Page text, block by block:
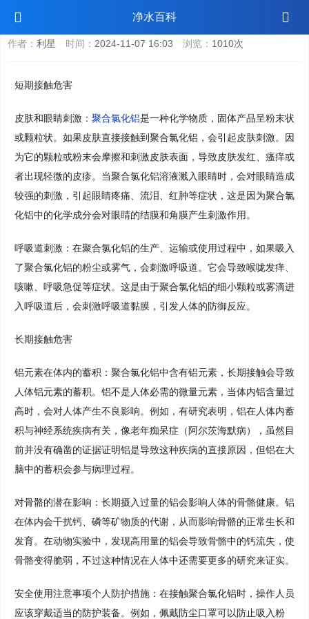
净水百科
聚合氯化铝对人体有危害吗
作者： 利星 时间： 2024-11-07 16:03 浏览： 1010次
短期接触危害
皮肤和眼睛刺激： 聚合氯化铝是一种化学物质，固体产品呈粉末状
或颗粒状。如果皮肤直接接触到聚合氯化铝，会引起皮肤刺激。因
为它的颗粒或粉末会摩擦和刺激皮肤表面，导致皮肤发红、瘙痒或
者出现轻微的皮疹。当聚合氯化铝溶液溅入眼睛时，会对眼睛造成
较强的刺激，引起眼睛疼痛、流泪、红肿等症状，这是因为聚合氯
化铝中的化学成分会对眼睛的结膜和角膜产生刺激作用。
呼吸道刺激：在聚合氯化铝的生产、运输或使用过程中，如果吸入
了聚合氯化铝的粉尘或雾气，会刺激呼吸道。它会导致喉咙发痒、
咳嗽、呼吸急促等症状。这是由于聚合氯化铝的细小颗粒或雾滴进
入呼吸道后，会刺激呼吸道黏膜，引发人体的防御反应。
长期接触危害
铝元素在体内的蓄积：聚合氯化铝中含有铝元素，长期接触会导致
人体铝元素的蓄积。铝不是人体必需的微量元素，当体内铝含量过
高时，会对人体产生不良影响。例如，有研究表明，铝在人体内蓄
积与神经系统疾病有关，像老年痴呆症（阿尔茨海默病），虽然目
前并没有确凿的证据证明铝是导致这种疾病的直接原因，但铝在大
脑中的蓄积会参与病理过程。
对骨骼的潜在影响：长期摄入过量的铝会影响人体的骨骼健康。铝
在体内会干扰钙、磷等矿物质的代谢，从而影响骨骼的正常生长和
发育。在动物实验中，发现高用量的铝会导致骨骼中的钙流失，使
骨骼变得脆弱，不过这种情况在人体中还需要更多的研究来证实。
安全使用注意事项个人防护措施：在接触聚合氯化铝时，操作人员
应该穿戴适当的防护装备。例如，佩戴防尘口罩可以防止吸入粉